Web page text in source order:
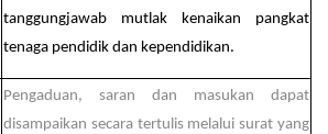
tanggungjawab mutlak kenaikan pangkat
tenaga pendidik dan kependidikan.
Pengaduan, saran dan masukan dapat
disampaikan secara tertulis melalui surat yang